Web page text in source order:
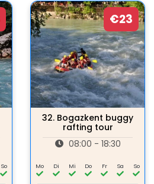
So
€23
32. Bogazkent buggy
rafting tour
08:00 - 18:30
Mo Di Mi Do Fr Sa So